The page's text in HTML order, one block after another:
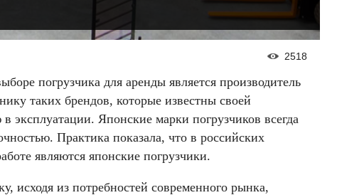
2518
погрузчика для аренды является производитель
таких брендов, которые известны своей
эксплуатации. Японские марки погрузчиков всегда
Практика показала, что в российских
являются японские погрузчики.
исходя из потребностей современного рынка,